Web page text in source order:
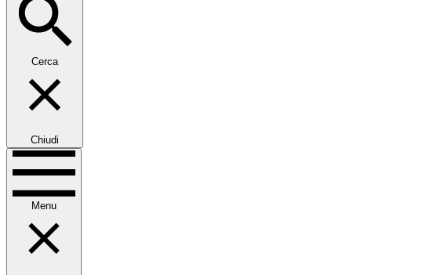
Cerca
Chiudi
Menu